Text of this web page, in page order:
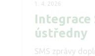
1. 4. 2026
Integrace
ústředny
SMS zprávy